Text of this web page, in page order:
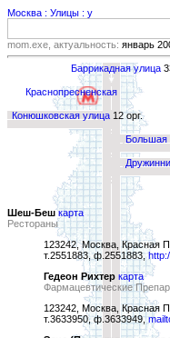
Москва : Улицы : у
mom.exe, актуальность: январь
Баррикадная улица
Краснопресненская
Конюшковская улица 12 орг.
Большая
Шеш-Беш карта
Рестораны
123242, Москва, Красная
т.2551883, ф.2551883,
Гедеон Рихтер карта
Фармацевтические
123242, Москва, Красная
т.3633950, ф.3633949,